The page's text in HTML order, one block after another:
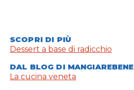
SCOPRI DI PIÙ
Dessert a base di radicchio
DAL BLOG DI MANGIAREBENE
La cucina veneta